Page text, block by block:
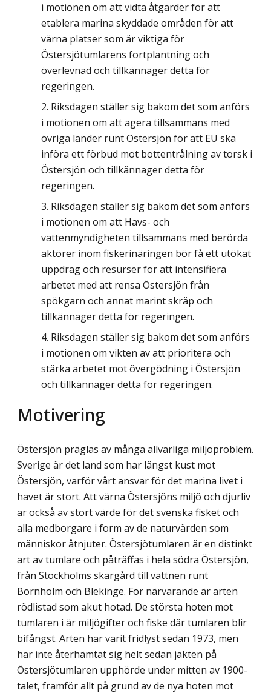
i motionen om att vidta åtgärder för att
etablera marina skyddade områden för att
värna platser som är viktiga för
Östersjötumlarens fortplantning och
överlevnad och tillkännager detta för
regeringen.
Riksdagen ställer sig bakom det som anförs
i motionen om att agera tillsammans med
övriga länder runt Östersjön för att EU ska
införa ett förbud mot bottentrålning av torsk i
Östersjön och tillkännager detta för
regeringen.
Riksdagen ställer sig bakom det som anförs
i motionen om att Havs- och
vattenmyndigheten tillsammans med berörda
aktörer inom fiskerinäringen bör få ett utökat
uppdrag och resurser för att intensifiera
arbetet med att rensa Östersjön från
spökgarn och annat marint skräp och
tillkännager detta för regeringen.
Riksdagen ställer sig bakom det som anförs
i motionen om vikten av att prioritera och
stärka arbetet mot övergödning i Östersjön
och tillkännager detta för regeringen.
Motivering
Östersjön präglas av många allvarliga miljöproblem.
Sverige är det land som har längst kust mot
Östersjön, varför vårt ansvar för det marina livet i
havet är stort. Att värna Östersjöns miljö och djurliv
är också av stort värde för det svenska fisket och
alla medborgare i form av de naturvärden som
människor åtnjuter. Östersjötumlaren är en distinkt
art av tumlare och påträffas i hela södra Östersjön,
från Stockholms skärgård till vattnen runt
Bornholm och Blekinge. För närvarande är arten
rödlistad som akut hotad. De största hoten mot
tumlaren i är miljögifter och fiske där tumlaren blir
bifångst. Arten har varit fridlyst sedan 1973, men
har inte återhämtat sig helt sedan jakten på
Östersjö­tumlaren upphörde under mitten av 1900-
talet, framför allt på grund av de nya hoten mot